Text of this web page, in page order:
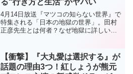
る“行き方と生活”がヤバい
4月14日放送『マツコの知らない世界』で
特集される「日本の地獄の世界」。田村
正彦先生とは何者？なぜ地獄に詳しいの
説。
【衝撃】『大丸愛は選択する』が
話題の理由3つ！紅しょうが熊元